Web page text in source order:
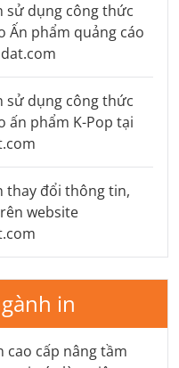
sử dụng công thức
Ấn phẩm quảng cáo
sử dụng công thức
ấn phẩm K-Pop tại
thay đổi thông tin,
website
in
cao cấp nâng tầm